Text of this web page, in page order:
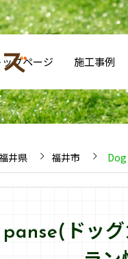
ップページ 施工事例
井県 福井市
ドッ